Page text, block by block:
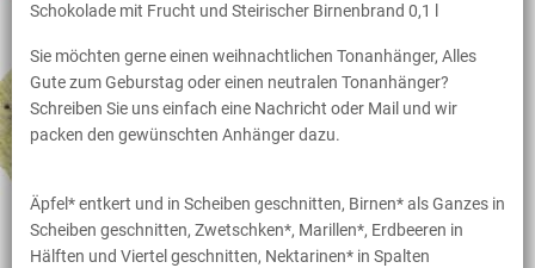
Schokolade mit Frucht und Steirischer Birnenbrand 0,1 l
Sie möchten gerne einen weihnachtlichen Tonanhänger, Alles
Gute zum Geburstag oder einen neutralen Tonanhänger?
Schreiben Sie uns einfach eine Nachricht oder Mail und wir
packen den gewünschten Anhänger dazu.
Äpfel* entkert und in Scheiben geschnitten, Birnen* als Ganzes in
Scheiben geschnitten, Zwetschken*, Marillen*, Erdbeeren in
Hälften und Viertel geschnitten, Nektarinen* in Spalten